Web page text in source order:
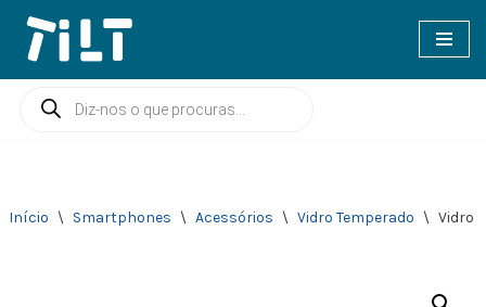
Avançar
para
Início \ Smartphones \ Acessórios \ Vidro Temperado \ Vidro